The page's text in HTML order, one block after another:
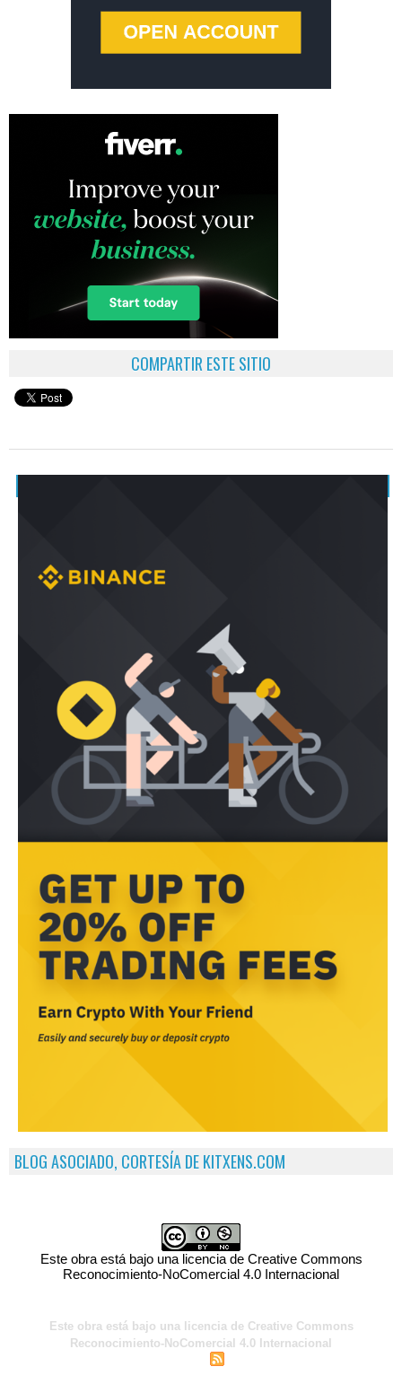
COMPARTIR ESTE SITIO
BLOG ASOCIADO, CORTESÍA DE KITXENS.COM
Este obra está bajo una licencia de Creative Commons
Reconocimiento-NoComercial 4.0 Internacional
Este obra está bajo una licencia de Creative Commons
Reconocimiento-NoComercial 4.0 Internacional